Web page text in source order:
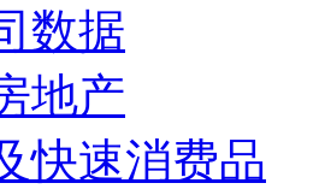
数据
地产
快速消费品